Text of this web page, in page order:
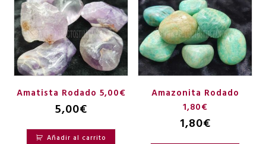
Amatista Rodado 5,00€
5,00€
Añadir al carrito
Amazonita Rodado
1,80€
1,80€